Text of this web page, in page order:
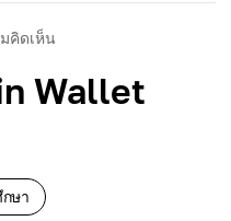
คิดเห็น
Wallet
ษา